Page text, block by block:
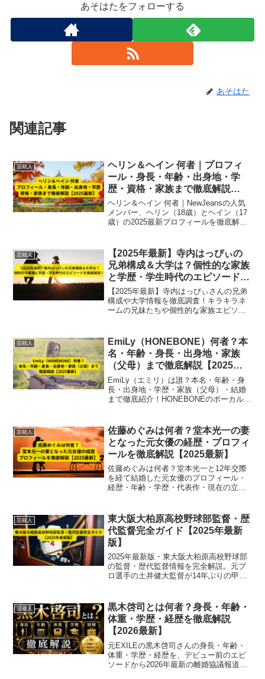
あそはたをフォローする
あそはた
関連記事
芸能人
ヘリン＆ヘイン 何者｜プロフィ
ール・身長・年齢・出身地・学
歴・資格・家族まで徹底解説
【2025最新】
ヘリン＆ヘイン 何者｜NewJeansの人気
メンバー、ヘリン（18歳）とヘイン（17
歳）の2025最新プロフィールを徹底解
内での役割、特徴や活動まで網羅。
芸能人
【2025年最新】寺内はっぴぃの
兄弟構成＆大学は？個性的な家族
と学歴・学生時代のエピソードを
徹底解説！
【2025年最新】寺内はっぴぃさんの兄弟
構成や大学情報を徹底調査！キラキラネ
ームの兄妹たちや個性的な家族エピソー
芸能人
EmiLy（HONEBONE）何者？本
名・年齢・身長・出身地・家族
（父母）まで徹底解説【2025最
新】
EmiLy（エミリ）は誰？本名・年齢・身
長・出身地・学歴・家族（父母）・結婚
まで徹底紹介！HONEBONEのボーカルと
芸能人
佐藤めぐみは何者？堂本光一の妻
となった元女優の経歴・プロフィ
ールを徹底解説【2025最新】
佐藤めぐみは何者？堂本光一と12年交際
を経て結婚した元女優のプロフィール・
経歴・年齢・学歴・代表作・現在の立ち
芸能人
東大阪大柏原高校野球部監督・歴
代監督完全ガイド【2025年最新
版】
2025年最新版・東大阪大柏原高校野球部
の監督・歴代監督情報を完全解説。元プ
ロ選手の土井健大監督が14年ぶりの甲子
芸能人
黒木啓司とは何者？身長・年齢・
体重・学歴・経歴を徹底解説
【2026最新】
元EXILEの黒木啓司さんの身長・年齢・
体重・学歴・経歴を、デビュー前のエピ
ソードから2026年最新の離婚協議報道ま